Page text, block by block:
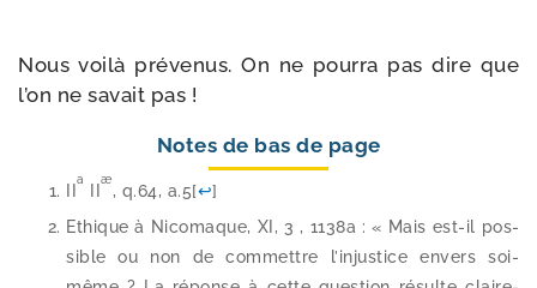
Nous voi­là pré­ve­nus. On ne pour­ra pas dire que
l’on ne savait pas !
Notes de bas de page
a æ
, q.64, a.5[↩]
Ethique à Nicomaque, XI, 3 , 1138a : « Mais est-​il pos­
sible ou non de com­mettre l’injustice envers soi-​